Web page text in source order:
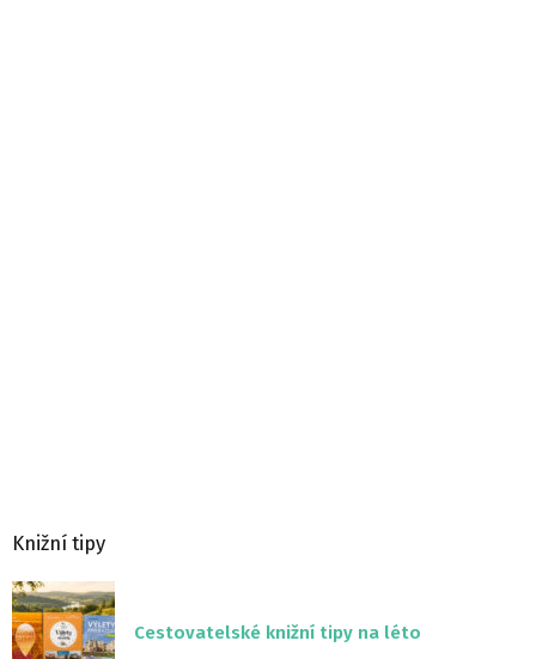
Knižní tipy
Cestovatelské knižní tipy na léto